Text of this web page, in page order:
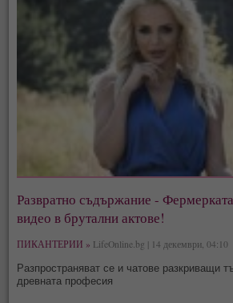
Развратно съдържание -
видео в брутални актове!
ПИКАНТЕРИИ » LifeOnline.bg | 14 декември, 04:10
Разпространяват се и чатове разкриващи
древната професия